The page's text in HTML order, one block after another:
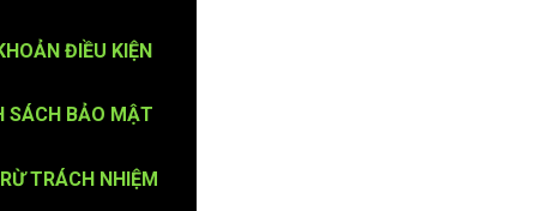
ĐIỀU KIỆN
SÁCH BẢO MẬT
TRÁCH NHIỆM